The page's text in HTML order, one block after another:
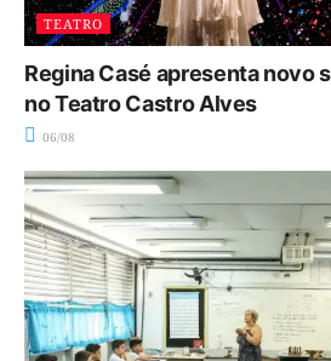
TEATRO
Regina Casé apresenta novo
no Teatro Castro Alves
06/08